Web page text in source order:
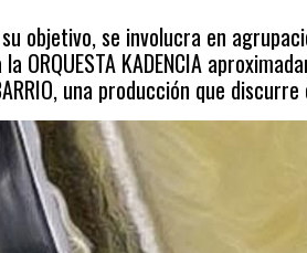
objetivo, se involucra en
ORQUESTA KADENCIA
una producción que